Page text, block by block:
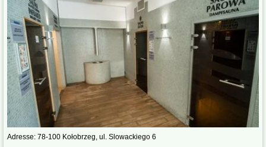
Adresse: 78-100 Kołobrzeg, ul. Slowackiego 6